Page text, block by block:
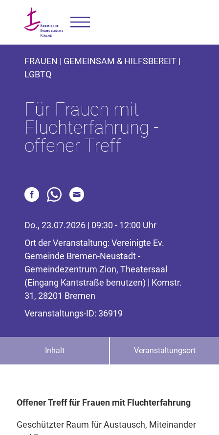
FRAUEN | GEMEINSAM & HILFSBEREIT |
LGBTQ
Für Frauen mit
Fluchterfahrung -
offener Treff
Do., 23.07.2026 | 09:30 - 12:00 Uhr
Ort der Veranstaltung: Vereinigte Ev.
Gemeinde Bremen-Neustadt -
Gemeindezentrum Zion, Theatersaal
(Eingang Kantstraße benutzen) | Kornstr.
31, 28201 Bremen
Veranstaltungs-ID: 36919
Inhalt Veranstaltungsort
Offener Treff für Frauen mit Fluchterfahrung
Geschützter Raum für Austausch, Miteinander